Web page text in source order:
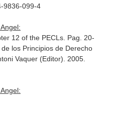
9836-099-4
12 of the PECLs. Pag. 20-
los Principios de Derecho
Vaquer (Editor) . 2005.